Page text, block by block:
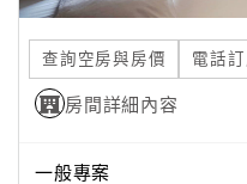
查詢空房與房價 電話
房間詳細內容
一般專案